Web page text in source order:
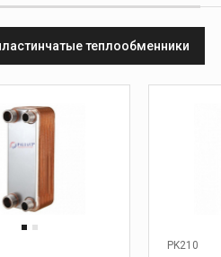
теплообменники
PK210